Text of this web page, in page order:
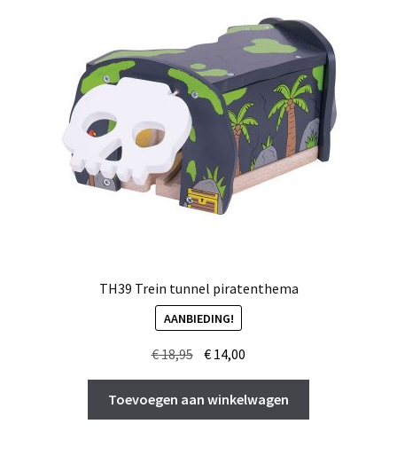
TH39 Trein tunnel piratenthema
AANBIEDING!
€18,95 Oorspronkelijke
prijs
was:
€ 18,95.
€ 14,00
prijs
is:
€ 14,00.
Toevoegen aan winkelwagen